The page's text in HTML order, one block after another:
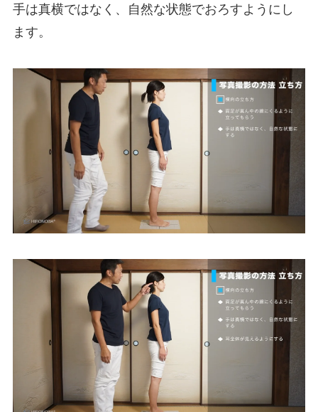
手は真横ではなく、自然な状態でおろすようにし
ます。